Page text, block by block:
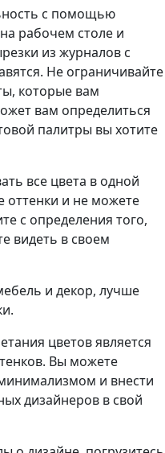
с помощью
рабочем столе и
из журналов с
Не ограничивайте
которые вам
вам определиться
палитры вы хотите
все цвета в одной
оттенки и не можете
с определения того,
видеть в своем
и декор, лучше
цветов является
Вы можете
и внести
дизайнеров в свой